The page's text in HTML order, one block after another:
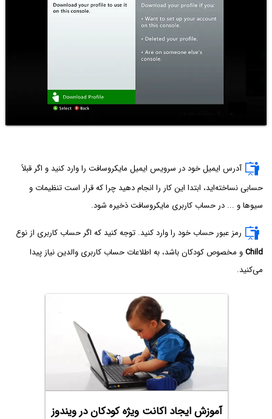
آدرس ایمیل خود در سرویس ایمیل مایکروسافت را وارد کنید و اگر قبلاً
حسابی نساخته‌اید، ابتدا این کار را انجام دهید چرا که قرار است تنظیمات و
سیو‌ها و ... در حساب کاربری مایکروسافت ذخیره شود.
رمز عبور حساب خود را وارد کنید. توجه کنید که اگر حساب کاربری از نوع
Childو مخصوص کودکان باشد، به اطلاعات حساب کاربری والدین نیاز پیدا
می‌کنید.
آموزش ایجاد اکانت ویژه کودکان در ویندوز